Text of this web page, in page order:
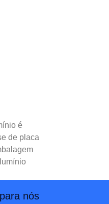
é
de placa
nós